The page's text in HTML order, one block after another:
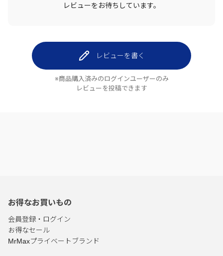
レビューをお待ちしています。
レビューを書く
※商品購入済みのログインユーザーのみ
レビューを投稿できます
お得なお買いもの
会員登録・ログイン
お得なセール
MrMaxプライベートブランド